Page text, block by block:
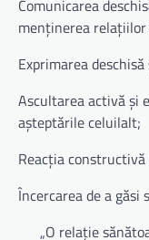
Comunicarea
menținerea relațiilor
Exprimarea
Ascultarea activă și
așteptările celuilalt;
Reacția
Încercarea de a găsi
„O relație